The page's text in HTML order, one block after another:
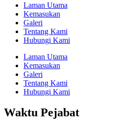
Laman Utama
Kemasukan
Galeri
Tentang Kami
Hubungi Kami
Laman Utama
Kemasukan
Galeri
Tentang Kami
Hubungi Kami
Waktu Pejabat